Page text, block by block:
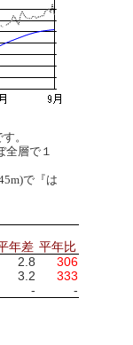
。
層で１
で『は
年差 平年比
2.8
306
3.2
333
- -